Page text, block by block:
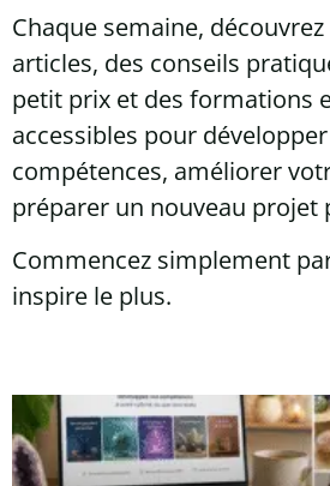
Chaque semaine,
articles, des conseils
petit prix et des formations
accessibles pour
compétences, améliorer
préparer un nouveau projet
Commencez simplement
inspire le plus.